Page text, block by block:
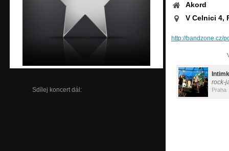
Sdílej koncert dál:
Akord
V Celnici 4,
http://bandzone.cz/
rock-
Praha